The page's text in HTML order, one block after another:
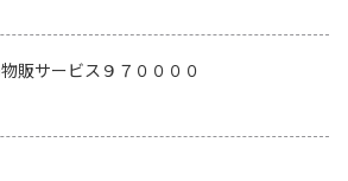
物販サービス９７００００